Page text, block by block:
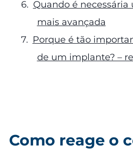
Quando é necessária
mais avançada
Porque é tão
de um implante? –
Como reage o